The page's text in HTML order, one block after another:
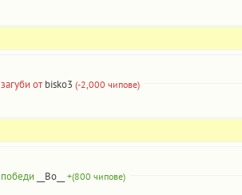
загуби от bisko3 (-2,000 чипове)
победи __Bo__ +(800 чипове)